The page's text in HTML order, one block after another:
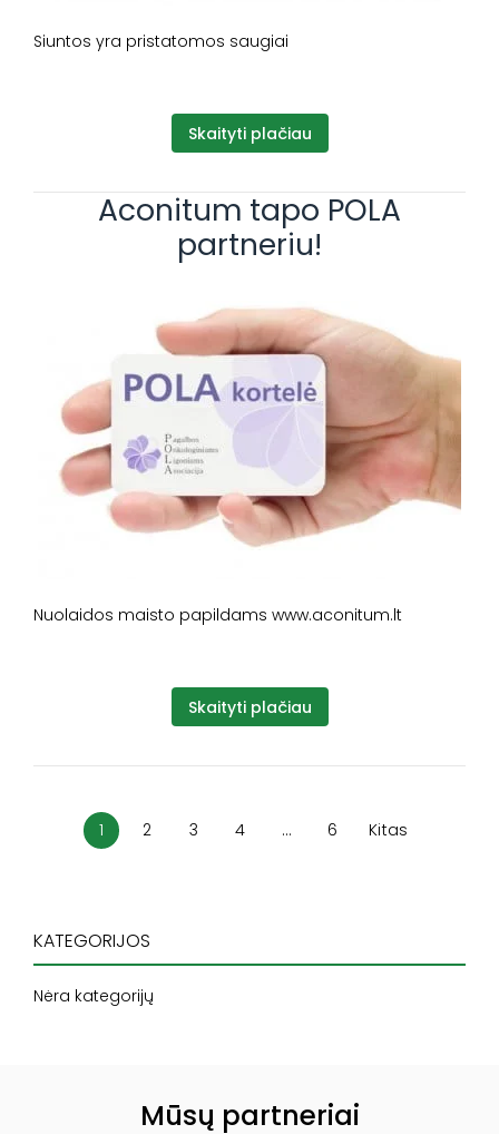
Siuntos yra pristatomos saugiai
Skaityti plačiau
Aconitum tapo POLA
partneriu!
Nuolaidos maisto papildams www.aconitum.lt
Skaityti plačiau
1 2 3 4 … 6 Kitas
KATEGORIJOS
Nėra kategorijų
Mūsų partneriai